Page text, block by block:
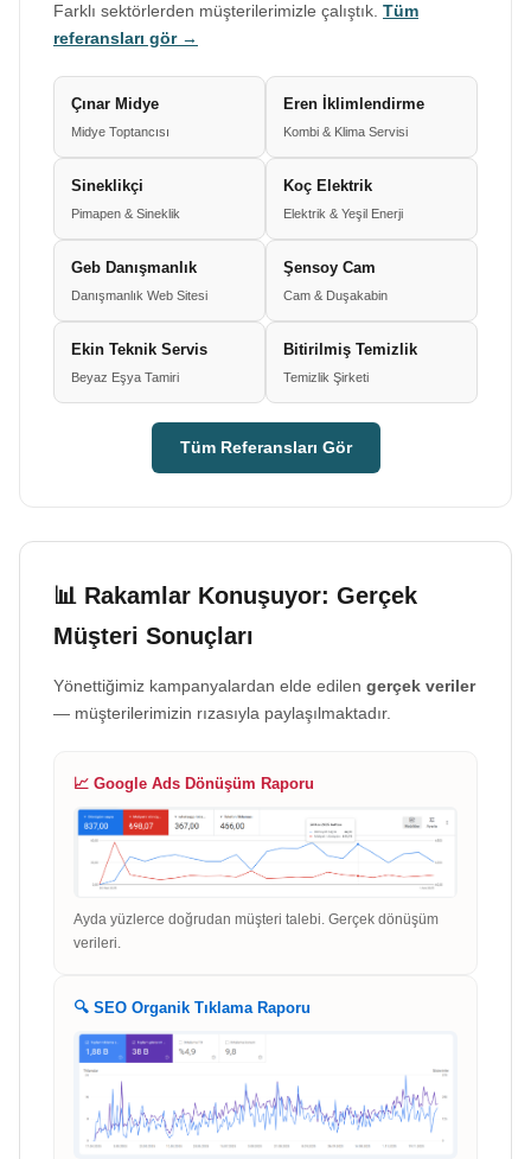
Farklı sektörlerden müşterilerimizle çalıştık. Tüm
referansları gör →
Çınar Midye
Midye Toptancısı
Eren İklimlendirme
Kombi & Klima Servisi
Sineklikçi
Pimapen & Sineklik
Koç Elektrik
Elektrik & Yeşil Enerji
Geb Danışmanlık
Danışmanlık Web Sitesi
Şensoy Cam
Cam & Duşakabin
Ekin Teknik Servis
Beyaz Eşya Tamiri
Bitirilmiş Temizlik
Temizlik Şirketi
Tüm Referansları Gör
📊 Rakamlar Konuşuyor: Gerçek
Müşteri Sonuçları
Yönettiğimiz kampanyalardan elde edilen gerçek veriler
— müşterilerimizin rızasıyla paylaşılmaktadır.
📈 Google Ads Dönüşüm Raporu
Ayda yüzlerce doğrudan müşteri talebi. Gerçek dönüşüm
verileri.
🔍 SEO Organik Tıklama Raporu